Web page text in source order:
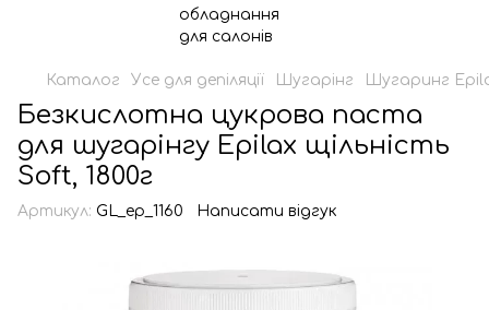
Каталог Усе для депіляції Шугарінг Шугаринг
Безкислотна цукрова паста
для шугарінгу Epilax щільність
Soft, 1800г
Артикул: GL_ep_1160 Написати відгук